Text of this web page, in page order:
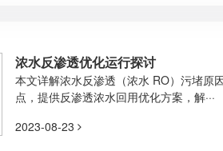
浓水反渗透优化运行探讨
本文详解浓水反渗透（浓水 RO）污堵原
点，提供反渗透浓水回用优化方案，解···
2023-08-23